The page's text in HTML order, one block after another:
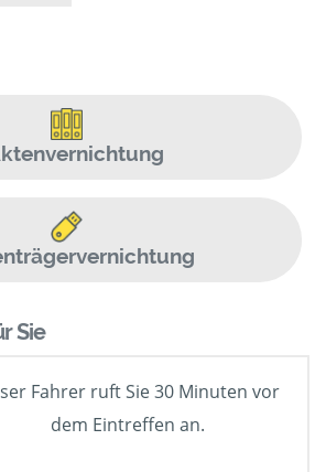
Sie
Fahrer ruft Sie 30 Minuten vor
dem Eintreffen an.